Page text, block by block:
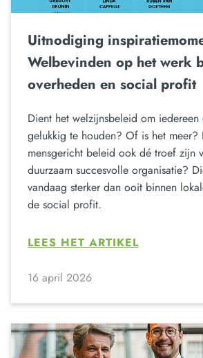
Uitnodiging
Welbevinden op het werk
overheden en social profit
Dient het welzijnsbeleid om
gelukkig te houden? Of is het meer?
mensgericht beleid ook dé troef zijn
duurzaam succesvolle organisatie?
vandaag sterker dan ooit binnen
de social profit.
LEES HET ARTIKEL
16 april 2026